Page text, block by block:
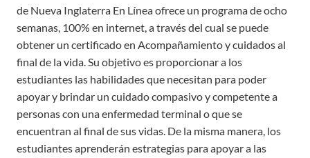
de Nueva Inglaterra En Línea ofrece un programa de ocho
semanas, 100% en internet, a través del cual se puede
obtener un certificado en Acompañamiento y cuidados al
final de la vida. Su objetivo es proporcionar a los
estudiantes las habilidades que necesitan para poder
apoyar y brindar un cuidado compasivo y competente a
personas con una enfermedad terminal o que se
encuentran al final de sus vidas. De la misma manera, los
estudiantes aprenderán estrategias para apoyar a las